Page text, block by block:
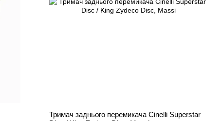
Тримач заднього перемикача Cinelli Superstar